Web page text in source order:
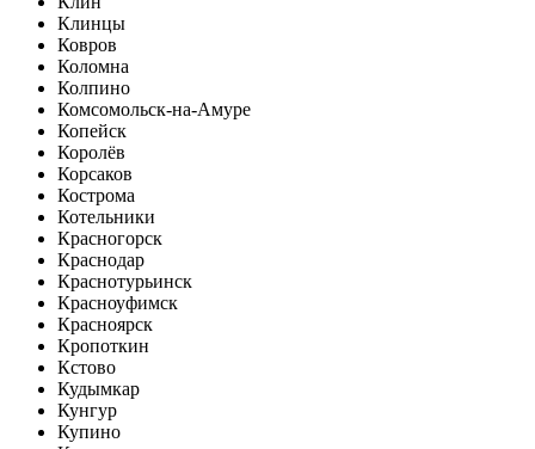
Клинцы
Ковров
Коломна
Колпино
Комсомольск-на-Амуре
Копейск
Королёв
Корсаков
Кострома
Котельники
Красногорск
Краснодар
Краснотурьинск
Красноуфимск
Красноярск
Кропоткин
Кстово
Кудымкар
Кунгур
Купино